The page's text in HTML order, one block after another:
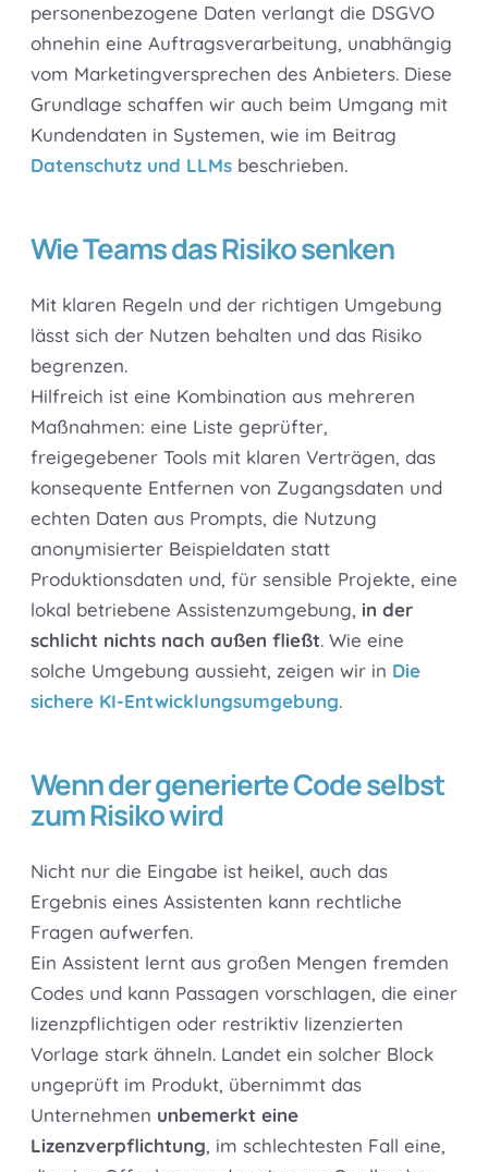
personenbezogene Daten verlangt die DSGVO
ohnehin eine Auftragsverarbeitung, unabhängig
vom Marketingversprechen des Anbieters. Diese
Grundlage schaffen wir auch beim Umgang mit
Kundendaten in Systemen, wie im Beitrag
Datenschutz und LLMs beschrieben.
Wie Teams das Risiko senken
Mit klaren Regeln und der richtigen Umgebung
lässt sich der Nutzen behalten und das Risiko
begrenzen.
Hilfreich ist eine Kombination aus mehreren
Maßnahmen: eine Liste geprüfter,
freigegebener Tools mit klaren Verträgen, das
konsequente Entfernen von Zugangsdaten und
echten Daten aus Prompts, die Nutzung
anonymisierter Beispieldaten statt
Produktionsdaten und, für sensible Projekte, eine
lokal betriebene Assistenzumgebung, in der
schlicht nichts nach außen fließt. Wie eine
solche Umgebung aussieht, zeigen wir in Die
sichere KI-Entwicklungsumgebung.
Wenn der generierte Code selbst
zum Risiko wird
Nicht nur die Eingabe ist heikel, auch das
Ergebnis eines Assistenten kann rechtliche
Fragen aufwerfen.
Ein Assistent lernt aus großen Mengen fremden
Codes und kann Passagen vorschlagen, die einer
lizenzpflichtigen oder restriktiv lizenzierten
Vorlage stark ähneln. Landet ein solcher Block
ungeprüft im Produkt, übernimmt das
Unternehmen unbemerkt eine
Lizenzverpflichtung, im schlechtesten Fall eine,